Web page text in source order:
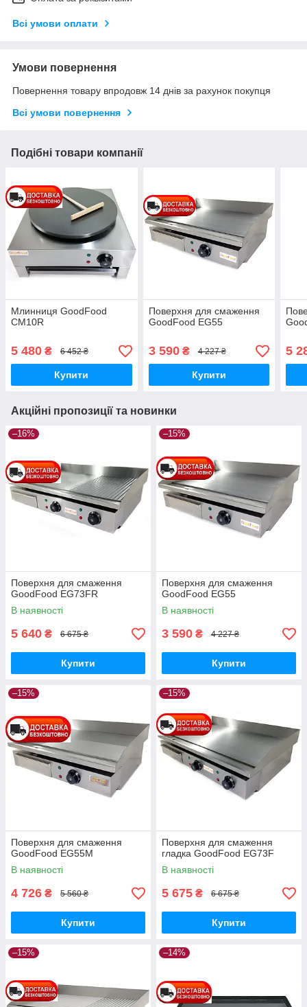
Всі умови оплати
Умови повернення
Повернення товару впродовж 14 днів за рахунок покупця
Всі умови повернення
Подібні товари компанії
Млинниця GoodFood
CM10R
5 480 ₴ 6 452 ₴
Купити
Поверхня для смаження
GoodFood EG55
3 590₴ 4 227 ₴
Купити
5
Акційні пропозиції та новинки
–16%
Поверхня для смаження
GoodFood EG73FR
В наявності
5 640 ₴ 6 675 ₴
Купити
–15%
Поверхня для смаження
GoodFood EG55
В наявності
3 590 ₴ 4 227 ₴
Купити
–15%
Поверхня для смаження
GoodFood EG55M
В наявності
4 726 ₴ 5 560 ₴
Купити
–15%
Поверхня для смаження
гладка GoodFood EG73F
В наявності
5 675 ₴ 6 675 ₴
Купити
–15% –14%